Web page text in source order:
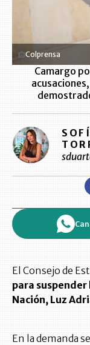
Colprensa
Camargo
El Consejo de
para
Nación, Luz
En la demanda